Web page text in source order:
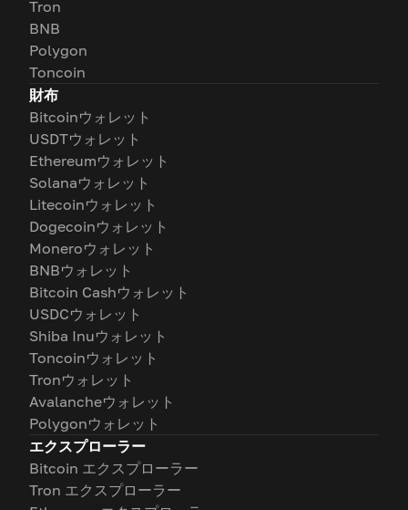
Tron
BNB
Polygon
Toncoin
財布
Bitcoinウォレット
USDTウォレット
Ethereumウォレット
Solanaウォレット
Litecoinウォレット
Dogecoinウォレット
Moneroウォレット
BNBウォレット
Bitcoin Cashウォレット
USDCウォレット
Shiba Inuウォレット
Toncoinウォレット
Tronウォレット
Avalancheウォレット
Polygonウォレット
エクスプローラー
Bitcoin エクスプローラー
Tron エクスプローラー